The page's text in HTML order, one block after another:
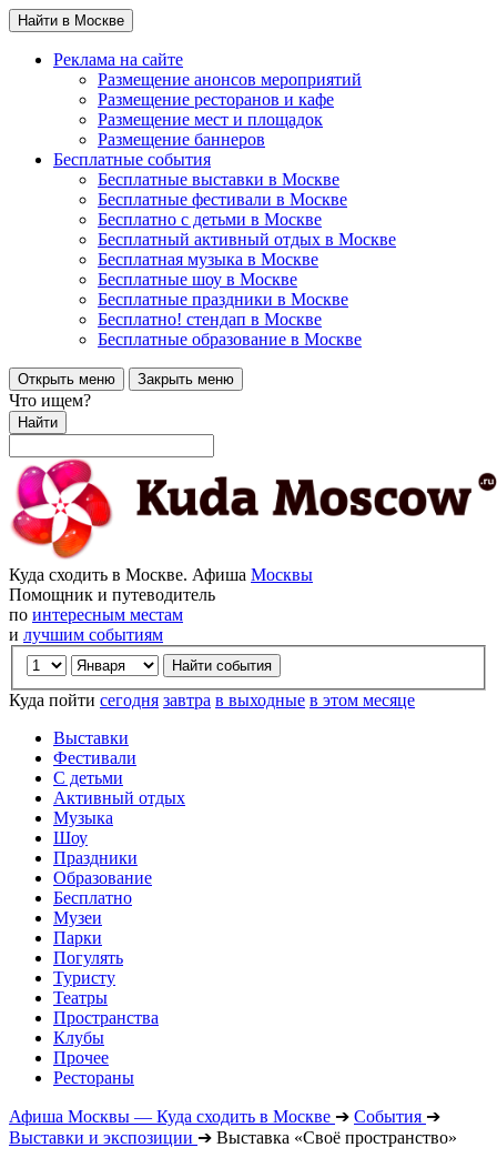
Найти в Москве
Реклама на сайте
Размещение анонсов мероприятий
Размещение ресторанов и кафе
Размещение мест и площадок
Размещение баннеров
Бесплатные события
Бесплатные выставки в Москве
Бесплатные фестивали в Москве
Бесплатно с детьми в Москве
Бесплатный активный отдых в Москве
Бесплатная музыка в Москве
Бесплатные шоу в Москве
Бесплатные праздники в Москве
Бесплатно! стендап в Москве
Бесплатные образование в Москве
Открыть меню Закрыть меню
Что ищем?
Найти
Куда сходить в Москве. Афиша Москвы
Помощник и путеводитель
по интересным местам
и лучшим событиям
Куда пойти сегодня завтра в выходные в этом месяце
Выставки
Фестивали
С детьми
Активный отдых
Музыка
Шоу
Праздники
Образование
Бесплатно
Музеи
Парки
Погулять
Туристу
Театры
Пространства
Клубы
Прочее
Рестораны
Афиша Москвы — Куда сходить в Москве ➔ События ➔
Выставки и экспозиции ➔ Выставка «Своё пространство»